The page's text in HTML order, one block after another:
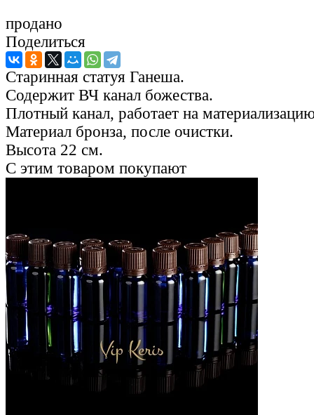
продано
Поделиться
Старинная статуя Ганеша.
Содержит ВЧ канал божества.
Плотный канал, работает на
Материал бронза, после очистки.
Высота 22 см.
С этим товаром покупают